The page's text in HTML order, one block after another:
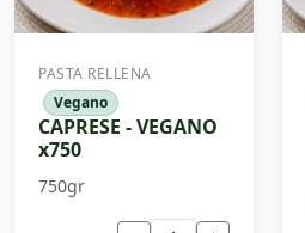
PASTA RELLENA
Vegano
CAPRESE - VEGANO
x750
750gr